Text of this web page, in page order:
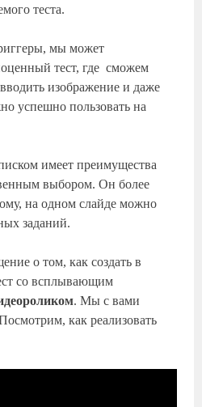
теста.
мы может
тест, где сможем
изображение и даже
успешно пользовать на
имеет преимущества
выбором. Он более
на одном слайде можно
заданий.
о том, как создать в
со всплывающим
. Мы с вами
как реализовать